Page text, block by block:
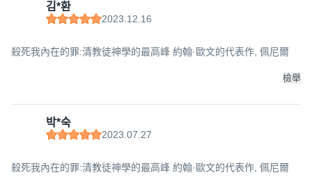
김*환
2023.12.16
殺死我內在的罪:清教徒神學的最高峰 約翰·歐文的代表作, 佩尼爾
檢舉
박*숙
2023.07.27
殺死我內在的罪:清教徒神學的最高峰 約翰·歐文的代表作, 佩尼爾